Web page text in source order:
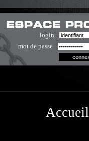
login
mot de passe
Accueil